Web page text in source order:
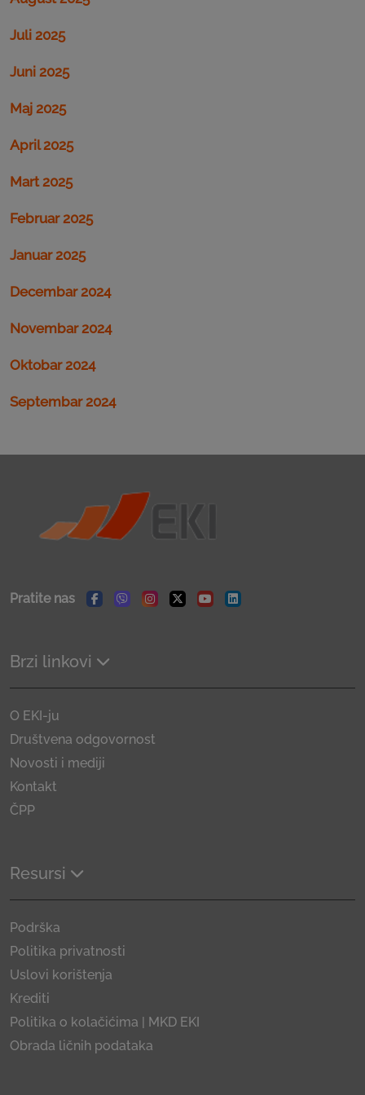
Juli 2025
Juni 2025
Maj 2025
April 2025
Mart 2025
Februar 2025
Januar 2025
Decembar 2024
Novembar 2024
Oktobar 2024
Septembar 2024
Pratite nas
Facebook
ViberInstagram
TwitterYoutubeLinkedin
Brzi linkovi
O EKI-ju
Društvena odgovornost
Novosti i mediji
Kontakt
ČPP
Resursi
Podrška
Politika privatnosti
Uslovi korištenja
Krediti
Politika o kolačićima | MKD EKI
Obrada ličnih podataka